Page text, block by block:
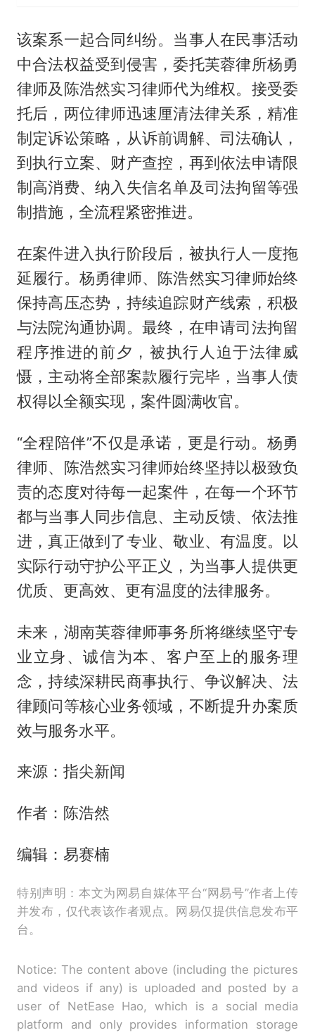
该案系一起合同纠纷。当事人在民事活动
中合法权益受到侵害，委托芙蓉律所杨勇
律师及陈浩然实习律师代为维权。接受委
托后，两位律师迅速厘清法律关系，精准
制定诉讼策略，从诉前调解、司法确认，
到执行立案、财产查控，再到依法申请限
制高消费、纳入失信名单及司法拘留等强
制措施，全流程紧密推进。
在案件进入执行阶段后，被执行人一度拖
延履行。杨勇律师、陈浩然实习律师始终
保持高压态势，持续追踪财产线索，积极
与法院沟通协调。最终，在申请司法拘留
程序推进的前夕，被执行人迫于法律威
慑，主动将全部案款履行完毕，当事人债
权得以全额实现，案件圆满收官。
“全程陪伴”不仅是承诺，更是行动。杨勇
律师、陈浩然实习律师始终坚持以极致负
责的态度对待每一起案件，在每一个环节
都与当事人同步信息、主动反馈、依法推
进，真正做到了专业、敬业、有温度。以
实际行动守护公平正义，为当事人提供更
优质、更高效、更有温度的法律服务。
未来，湖南芙蓉律师事务所将继续坚守专
业立身、诚信为本、客户至上的服务理
念，持续深耕民商事执行、争议解决、法
律顾问等核心业务领域，不断提升办案质
效与服务水平。
来源：指尖新闻
作者：陈浩然
编辑：易赛楠
特别声明：本文为网易自媒体平台“网易号”作者上传
并发布，仅代表该作者观点。网易仅提供信息发布平
台。
Notice: The content above (including the pictures
and videos if any) is uploaded and posted by a
user of NetEase Hao, which is a social media
platform and only provides information storage